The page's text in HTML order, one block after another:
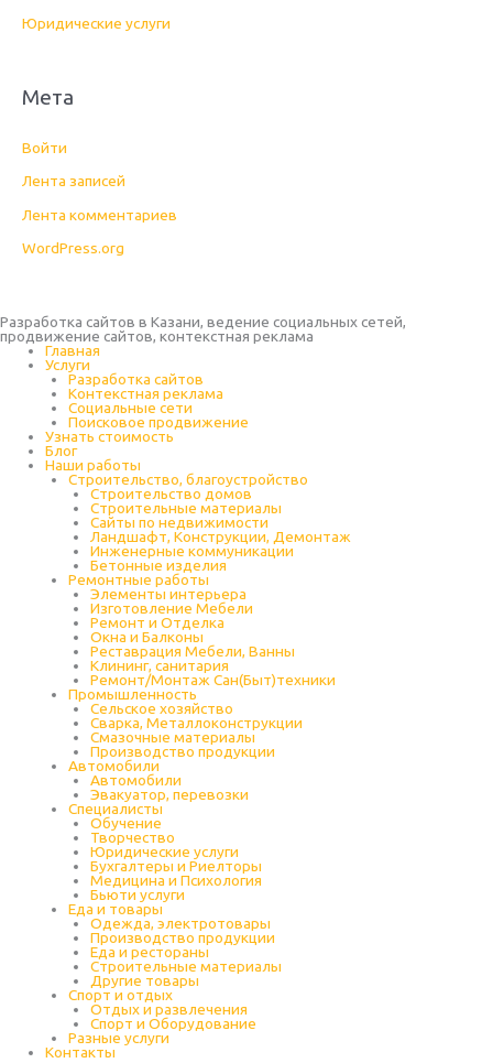
Юридические услуги
Мета
Войти
Лента записей
Лента комментариев
WordPress.org
Разработка сайтов в Казани, ведение социальных сетей,
продвижение сайтов, контекстная реклама
Главная
Услуги
Разработка сайтов
Контекстная реклама
Социальные сети
Поисковое продвижение
Узнать стоимость
Блог
Наши работы
Строительство, благоустройство
Строительство домов
Строительные материалы
Сайты по недвижимости
Ландшафт, Конструкции, Демонтаж
Инженерные коммуникации
Бетонные изделия
Ремонтные работы
Элементы интерьера
Изготовление Мебели
Ремонт и Отделка
Окна и Балконы
Реставрация Мебели, Ванны
Клининг, санитария
Ремонт/Монтаж Сан(Быт)техники
Промышленность
Cельское хозяйство
Сварка, Металлоконструкции
Cмазочные материалы
Производство продукции
Автомобили
Автомобили
Эвакуатор, перевозки
Специалисты
Обучение
Творчество
Юридические услуги
Бухгалтеры и Риелторы
Медицина и Психология
Бьюти услуги
Еда и товары
Одежда, электротовары
Производство продукции
Еда и рестораны
Строительные материалы
Другие товары
Спорт и отдых
Отдых и развлечения
Спорт и Оборудование
Разные услуги
Контакты